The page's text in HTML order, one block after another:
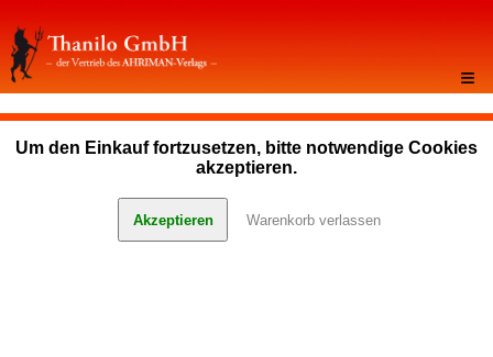
≡
Um den Einkauf fortzusetzen, bitte notwendige Cookies
akzeptieren.
Akzeptieren Warenkorb verlassen